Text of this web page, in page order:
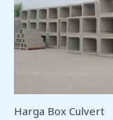
Harga Box Culvert